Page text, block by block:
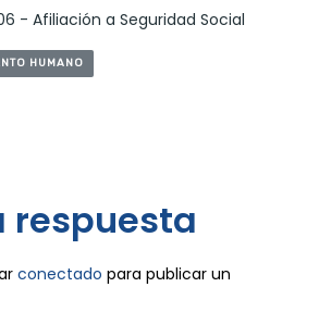
- Afiliación a Seguridad Social
HUMANO
respuesta
conectado para publicar un